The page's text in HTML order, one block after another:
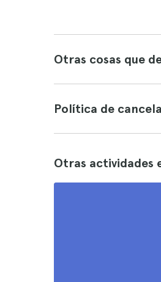
Otras cosas que
Política de
Otras actividades